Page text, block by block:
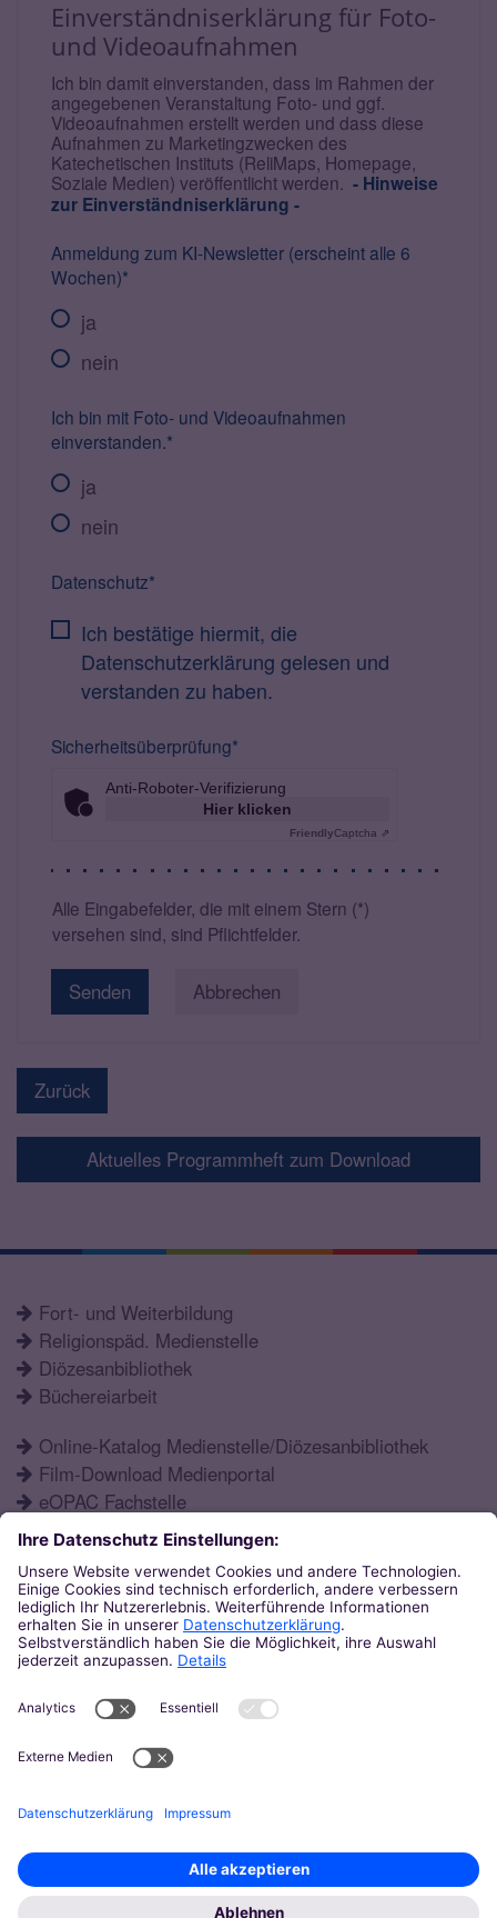
Einverständniserklärung für Foto-
und Videoaufnahmen
Ich bin damit einverstanden, dass im Rahmen der
angegebenen Veranstaltung Foto- und ggf.
Videoaufnahmen erstellt werden und dass diese
Aufnahmen zu Marketingzwecken des
Katechetischen Instituts (ReliMaps, Homepage,
Soziale Medien) veröffentlicht werden. - Hinweise
zur Einverständniserklärung -
Anmeldung zum KI-Newsletter (erscheint alle 6
Wochen)*
ja
nein
Ich bin mit Foto- und Videoaufnahmen
einverstanden.*
ja
nein
Datenschutz*
Ich bestätige hiermit, die
Datenschutzerklärung gelesen und
verstanden zu haben.
Sicherheitsüberprüfung*
Anti-Roboter-Verifizierung
Hier klicken
FriendlyCaptcha ⇗
Alle Eingabefelder, die mit einem Stern (*)
versehen sind, sind Pflichtfelder.
Abbrechen
Zurück
Aktuelles Programmheft zum Download
Fort- und Weiterbildung
Religionspäd. Medienstelle
Diözesanbibliothek
Büchereiarbeit
Online-Katalog Medienstelle/Diözesanbibliothek
Film-Download Medienportal
eOPAC Fachstelle
Fortbildungsprogramm
Schulformen
Öffnungszeiten
Aktuelles
52066Aachen
ki@bistum-aachen.de